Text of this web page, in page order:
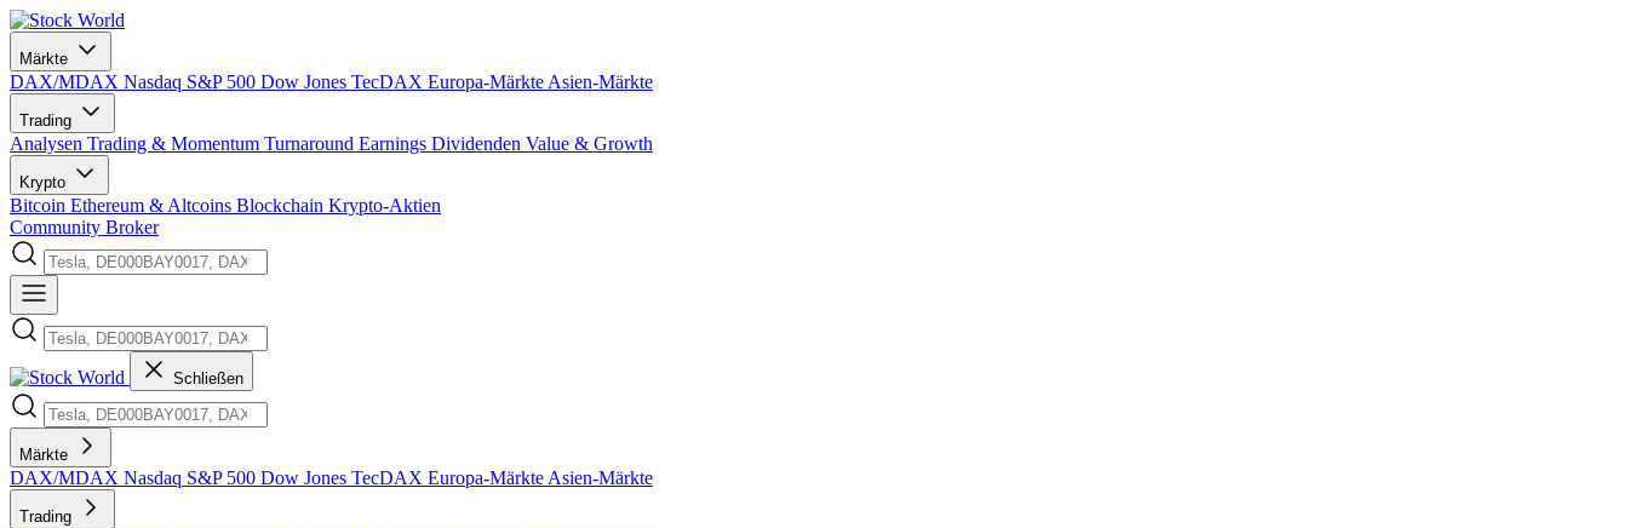
Märkte
DAX/MDAX Nasdaq S&P 500 Dow Jones TecDAX Europa-Märkte Asien-Märkte
Trading
Analysen Trading & Momentum Turnaround Earnings Dividenden Value & Growth
Krypto
Bitcoin Ethereum & Altcoins Blockchain Krypto-Aktien
Community Broker
Schließen
Märkte
DAX/MDAX Nasdaq S&P 500 Dow Jones TecDAX Europa-Märkte Asien-Märkte
Trading